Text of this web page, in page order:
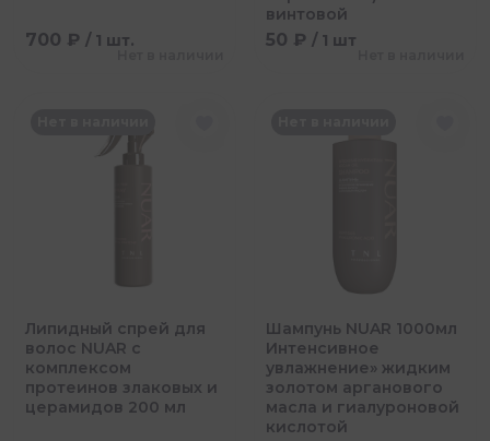
700 ₽ / 1 шт.
винтовой
50 ₽ / 1 шт
Липидный спрей для
волос NUAR с
комплексом
протеинов злаковых и
церамидов 200 мл
Шампунь NUAR 1000мл
Интенсивное
увлажнение» жидким
золотом арганового
масла и гиалуроновой
кислотой